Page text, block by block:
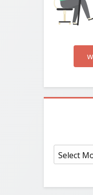
Archiwum